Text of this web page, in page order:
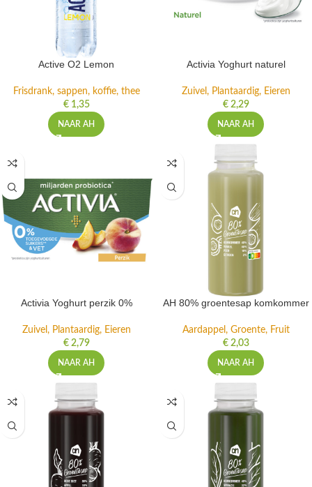
Active O2 Lemon
Frisdrank, sappen, koffie, thee
€1,35
NAAR AH
Activia Yoghurt naturel
Zuivel, Plantaardig, Eieren
€2,29
NAAR AH
Activia Yoghurt perzik 0%
Zuivel, Plantaardig, Eieren
€2,79
NAAR AH
AH 80% groentesap komkommer
Aardappel, Groente, Fruit
€2,03
NAAR AH